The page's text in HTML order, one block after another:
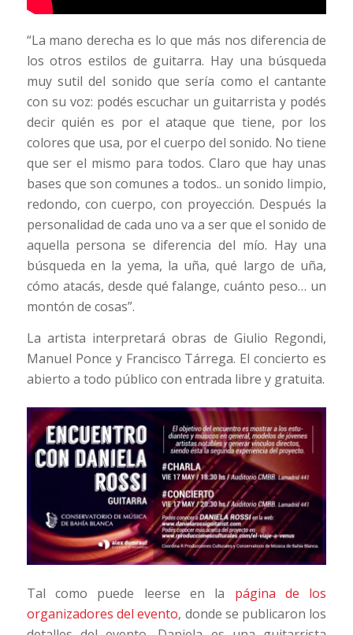
“La mano derecha es lo que más nos diferencia de
los otros estilos de guitarra. Hay una búsqueda
muy sutil del sonido que sería como el cantante
con su voz: podés escuchar un guitarrista y podés
decir quién es por el ataque que tiene, por los
colores que usa, por el cuerpo del sonido. No tiene
que ser el mismo para todos. Claro que hay unas
bases que son comunes a todos.. un sonido limpio,
redondo, con cuerpo, con proyección. Después la
personalidad de cada uno va a ser que el sonido de
aquella persona se diferencia del mío. Hay una
búsqueda en la yema, la uña, qué largo de uña,
cómo atacás, desde qué falange, cuánto peso… un
montón de cosas”.
La artista interpretará obras de Giulio Regondi,
Manuel Ponce y Francisco Tárrega. El concierto es
abierto a todo público con entrada libre y gratuita.
Tal como puede leerse en la página de los
organizadores del evento, donde se publicaron los